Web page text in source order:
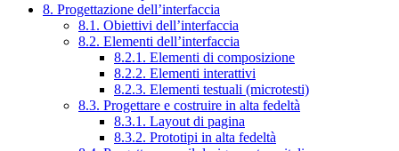
8. Progettazione dell’interfaccia
8.1. Obiettivi dell’interfaccia
8.2. Elementi dell’interfaccia
8.2.1. Elementi di composizione
8.2.2. Elementi interattivi
8.2.3. Elementi testuali (microtesti)
8.3. Progettare e costruire in alta fedeltà
8.3.1. Layout di pagina
8.3.2. Prototipi in alta fedeltà